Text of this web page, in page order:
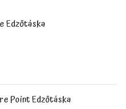
Edzőtáska
Point Edzőtáska